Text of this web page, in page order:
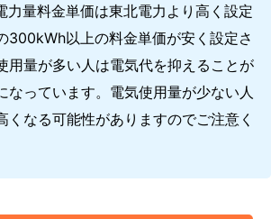
力量料金単価は東北電力より高く設定
300kWh以上の料金単価が安く設定さ
用量が多い人は電気代を抑えることが
なっています。電気使用量が少ない人
くなる可能性がありますのでご注意く